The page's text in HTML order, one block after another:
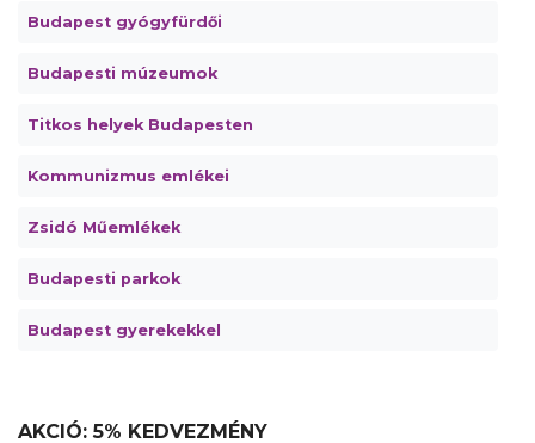
Budapest gyógyfürdői
Budapesti múzeumok
Titkos helyek Budapesten
Kommunizmus emlékei
Zsidó Műemlékek
Budapesti parkok
Budapest gyerekekkel
AKCIÓ: 5% KEDVEZMÉNY